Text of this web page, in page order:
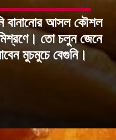
বানানোর আসল কৌশল
তো চলুন জেনে
মুচমুচে বেগুনি।